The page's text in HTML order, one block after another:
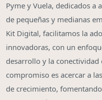
Pyme y Vuela, dedicados
de pequeñas y medianas
Kit Digital, facilitamos la
innovadoras, con un
desarrollo y la
compromiso es acercar a
de crecimiento,